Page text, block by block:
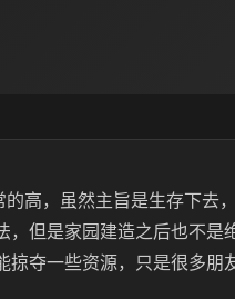
高，虽然主旨是生存下去
但是家园建造之后也不是
夺一些资源，只是很多朋